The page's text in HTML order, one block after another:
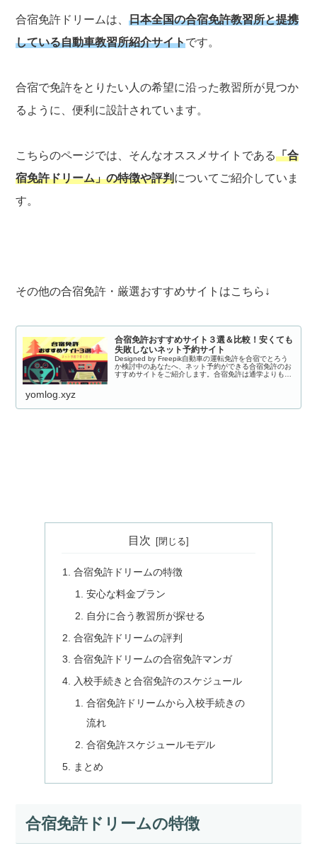
合宿免許ドリームは、日本全国の合宿免許教習所と提携
している自動車教習所紹介サイトです。
合宿で免許をとりたい人の希望に沿った教習所が見つか
るように、便利に設計されています。
こちらのページでは、そんなオススメサイトである「合
宿免許ドリーム」の特徴や評判についてご紹介していま
す。
その他の合宿免許・厳選おすすめサイトはこちら↓
合宿免許おすすめサイト３選＆比較！安くても
失敗しないネット予約サイト
Designed by Freepik自動車の運転免許を合宿でとろう
か検討中のあなたへ、ネット予約ができる合宿免許のお
すすめサイトをご紹介します。合宿免許は通学よりも
yomlog.xyz
目次
合宿免許ドリームの特徴
安心な料金プラン
自分に合う教習所が探せる
合宿免許ドリームの評判
合宿免許ドリームの合宿免許マンガ
入校手続きと合宿免許のスケジュール
合宿免許ドリームから入校手続きの
流れ
合宿免許スケジュールモデル
まとめ
合宿免許ドリームの特徴